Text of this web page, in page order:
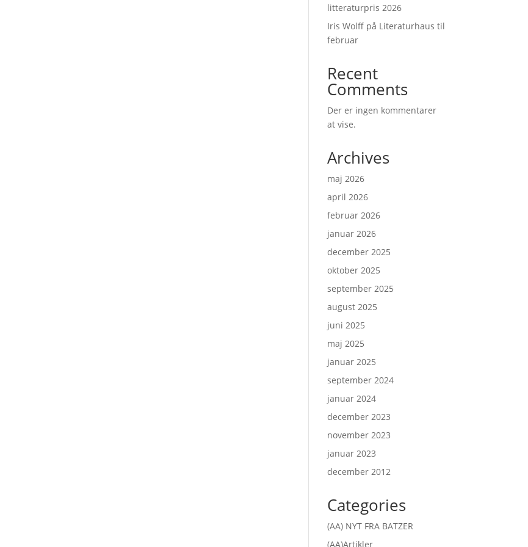
litteraturpris 2026
Iris Wolff på Literaturhaus til
februar
Recent
Comments
Der er ingen kommentarer
at vise.
Archives
maj 2026
april 2026
februar 2026
januar 2026
december 2025
oktober 2025
september 2025
august 2025
juni 2025
maj 2025
januar 2025
september 2024
januar 2024
december 2023
november 2023
januar 2023
december 2012
Categories
(AA) NYT FRA BATZER
(AA)Artikler